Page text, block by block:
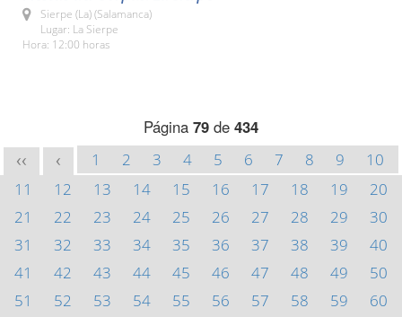
Sierpe (La) (Salamanca)
Lugar: La Sierpe
Hora: 12:00 horas
Página 79 de 434
<< < 1 2 3 4 5 6 7 8 9
10
11
12 13 14 15 16 17 18 19
20
21
22 23 24 25 26 27 28 29
30
31
32 33 34 35 36 37 38 39
40
41
42 43 44 45 46 47 48 49
50
51
52 53 54 55 56 57 58 59
60